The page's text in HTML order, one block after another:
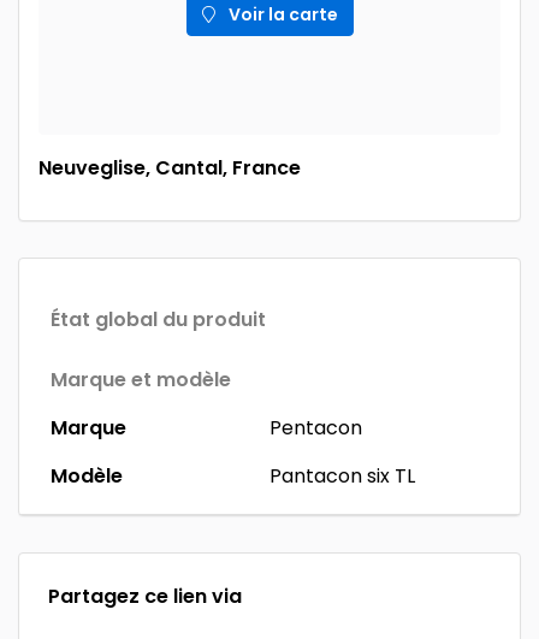
Voir la carte
Neuveglise, Cantal, France
État global du produit
Marque et modèle
Marque
Pentacon
Modèle
Pantacon six TL
Partagez ce lien via